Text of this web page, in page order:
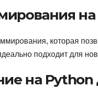
которая
подходит для
на